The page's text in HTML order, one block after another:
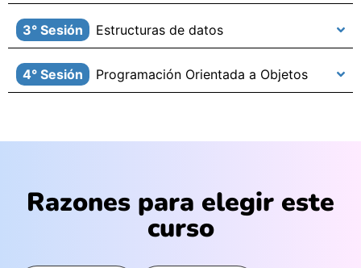
3° Sesión Estructuras de datos
4° Sesión Programación Orientada a Objetos
Razones para elegir este
curso